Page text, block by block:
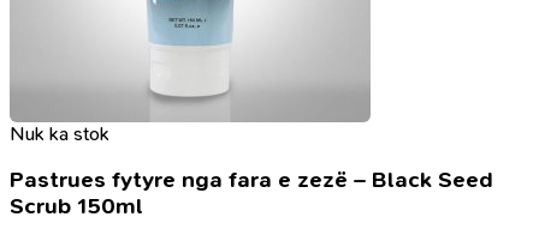
Nuk ka stok
Pastrues fytyre nga fara e zezë – Black Seed
Scrub 150ml